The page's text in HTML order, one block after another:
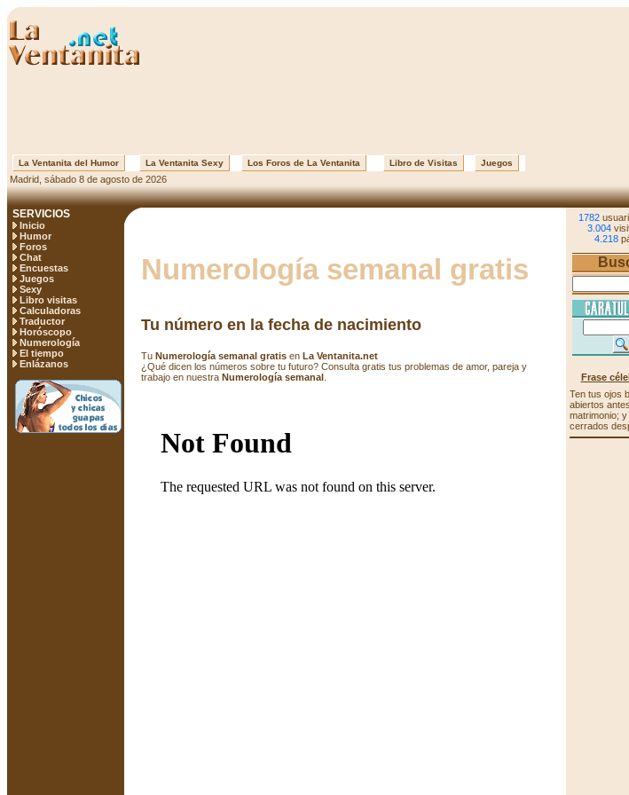
La Ventanita del Humor La Ventanita Sexy Los Foros de La Ventanita Libro de Visitas Juegos
Madrid, sábado 8 de agosto de 2026
SERVICIOS
Inicio
Humor
Foros
Chat
Encuestas
Juegos
Sexy
Libro visitas
Calculadoras
Traductor
Horóscopo
Numerología
El tiempo
Enlázanos
Numerología semanal gratis
Tu número en la fecha de nacimiento
Tu Numerología semanal gratis en La Ventanita.net
¿Qué dicen los números sobre tu futuro? Consulta gratis tus problemas de amor, pareja y
trabajo en nuestra Numerología semanal
1782
3.004
4.218
Frase
Ten tus ojos
abiertos
matrimonio; y
cerrados